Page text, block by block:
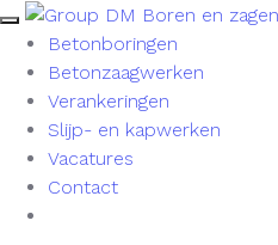
Betonboringen
Betonzaagwerken
Verankeringen
Slijp- en kapwerken
Vacatures
Contact